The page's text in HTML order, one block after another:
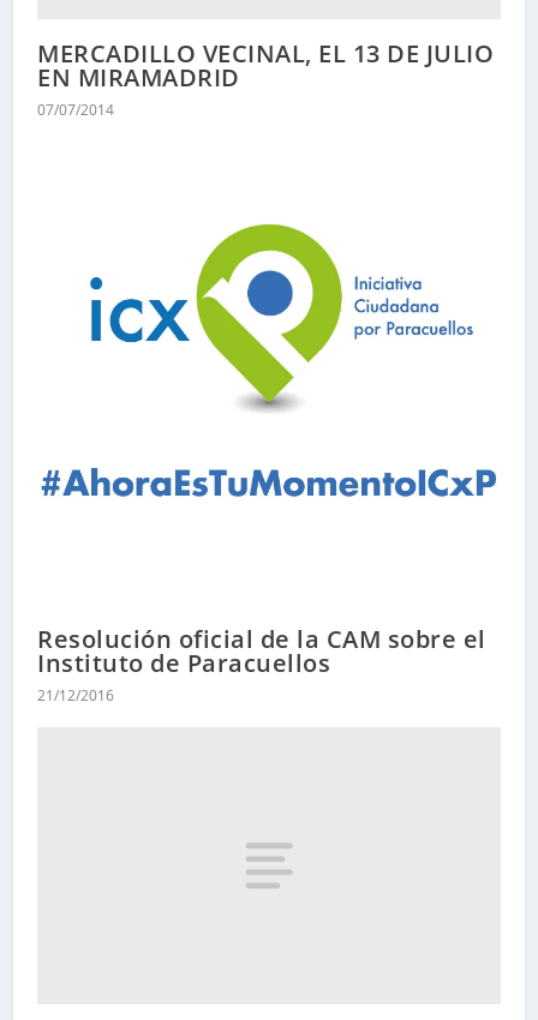
MERCADILLO VECINAL, EL 13 DE JULIO
EN MIRAMADRID
07/07/2014
Resolución oficial de la CAM sobre el
Instituto de Paracuellos
21/12/2016